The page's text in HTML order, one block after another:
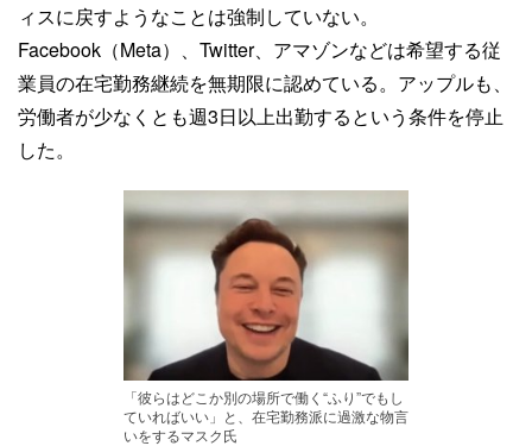
ィスに戻すようなことは強制していない。
Facebook（Meta）、Twitter、アマゾンなどは希望する従
業員の在宅勤務継続を無期限に認めている。アップルも、
労働者が少なくとも週3日以上出勤するという条件を停止
した。
「彼らはどこか別の場所で働く“ふり”でもし
ていればいい」と、在宅勤務派に過激な物言
いをするマスク氏